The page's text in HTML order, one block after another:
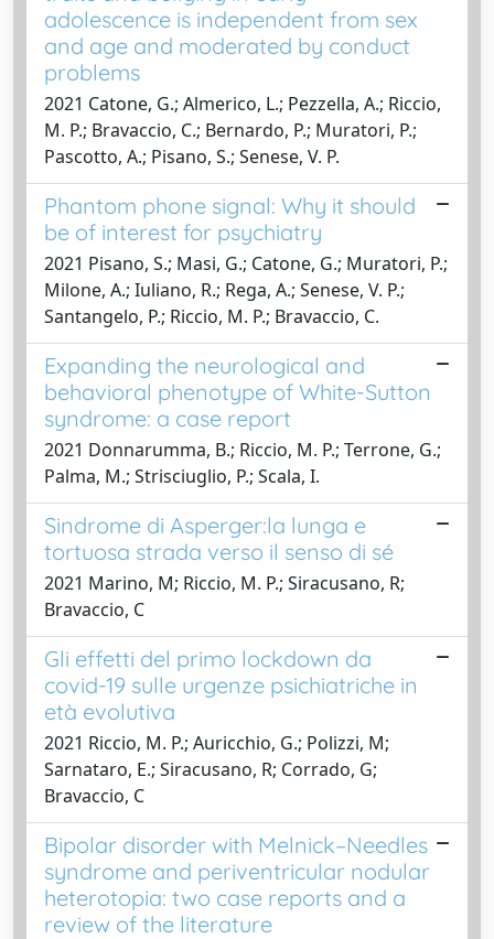
adolescence is independent from sex
and age and moderated by conduct
problems
2021 Catone, G.; Almerico, L.; Pezzella, A.; Riccio,
M. P.; Bravaccio, C.; Bernardo, P.; Muratori, P.;
Pascotto, A.; Pisano, S.; Senese, V. P.
Phantom phone signal: Why it should
be of interest for psychiatry
2021 Pisano, S.; Masi, G.; Catone, G.; Muratori, P.;
Milone, A.; Iuliano, R.; Rega, A.; Senese, V. P.;
Santangelo, P.; Riccio, M. P.; Bravaccio, C.
Expanding the neurological and
behavioral phenotype of White-Sutton
syndrome: a case report
2021 Donnarumma, B.; Riccio, M. P.; Terrone, G.;
Palma, M.; Strisciuglio, P.; Scala, I.
Sindrome di Asperger:la lunga e
tortuosa strada verso il senso di sé
2021 Marino, M; Riccio, M. P.; Siracusano, R;
Bravaccio, C
Gli effetti del primo lockdown da
covid-19 sulle urgenze psichiatriche in
età evolutiva
2021 Riccio, M. P.; Auricchio, G.; Polizzi, M;
Sarnataro, E.; Siracusano, R; Corrado, G;
Bravaccio, C
Bipolar disorder with Melnick–Needles
syndrome and periventricular nodular
heterotopia: two case reports and a
review of the literature